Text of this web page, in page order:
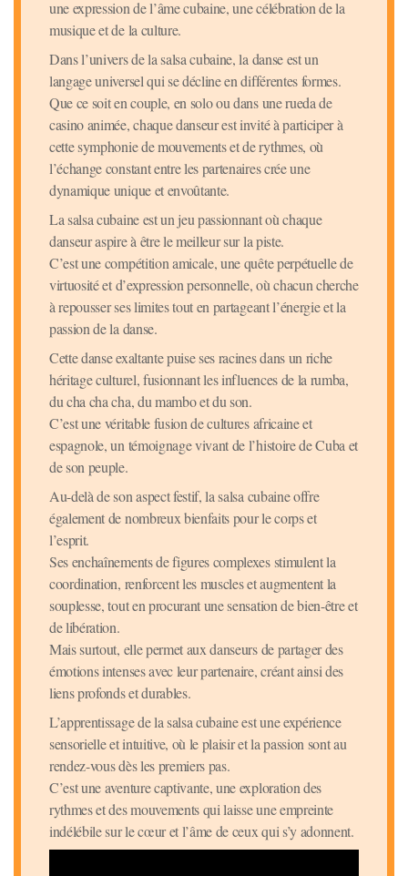
une expression de l’âme cubaine, une célébration de la
musique et de la culture.
Dans l’univers de la salsa cubaine, la danse est un
langage universel qui se décline en différentes formes.
Que ce soit en couple, en solo ou dans une rueda de
casino animée, chaque danseur est invité à participer à
cette symphonie de mouvements et de rythmes, où
l’échange constant entre les partenaires crée une
dynamique unique et envoûtante.
La salsa cubaine est un jeu passionnant où chaque
danseur aspire à être le meilleur sur la piste.
C’est une compétition amicale, une quête perpétuelle de
virtuosité et d’expression personnelle, où chacun cherche
à repousser ses limites tout en partageant l’énergie et la
passion de la danse.
Cette danse exaltante puise ses racines dans un riche
héritage culturel, fusionnant les influences de la rumba,
du cha cha cha, du mambo et du son.
C’est une véritable fusion de cultures africaine et
espagnole, un témoignage vivant de l’histoire de Cuba et
de son peuple.
Au-delà de son aspect festif, la salsa cubaine offre
également de nombreux bienfaits pour le corps et
l’esprit.
Ses enchaînements de figures complexes stimulent la
coordination, renforcent les muscles et augmentent la
souplesse, tout en procurant une sensation de bien-être et
de libération.
Mais surtout, elle permet aux danseurs de partager des
émotions intenses avec leur partenaire, créant ainsi des
liens profonds et durables.
L’apprentissage de la salsa cubaine est une expérience
sensorielle et intuitive, où le plaisir et la passion sont au
rendez-vous dès les premiers pas.
C’est une aventure captivante, une exploration des
rythmes et des mouvements qui laisse une empreinte
indélébile sur le cœur et l’âme de ceux qui s’y adonnent.